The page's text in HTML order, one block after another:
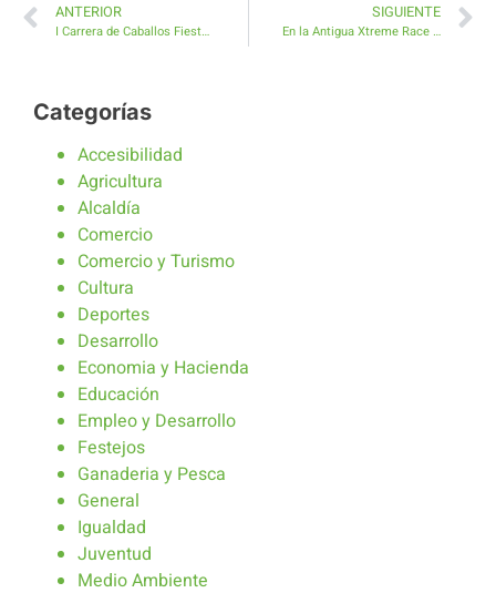
ANTERIOR
I Carrera de Caballos Fiestas de Antigua en Fuerteventura
SIGUIENTE
En la Antigua Xtreme Race los deportistas se superan riéndose del sufrimiento
Categorías
Accesibilidad
Agricultura
Alcaldía
Comercio
Comercio y Turismo
Cultura
Deportes
Desarrollo
Economia y Hacienda
Educación
Empleo y Desarrollo
Festejos
Ganaderia y Pesca
General
Igualdad
Juventud
Medio Ambiente